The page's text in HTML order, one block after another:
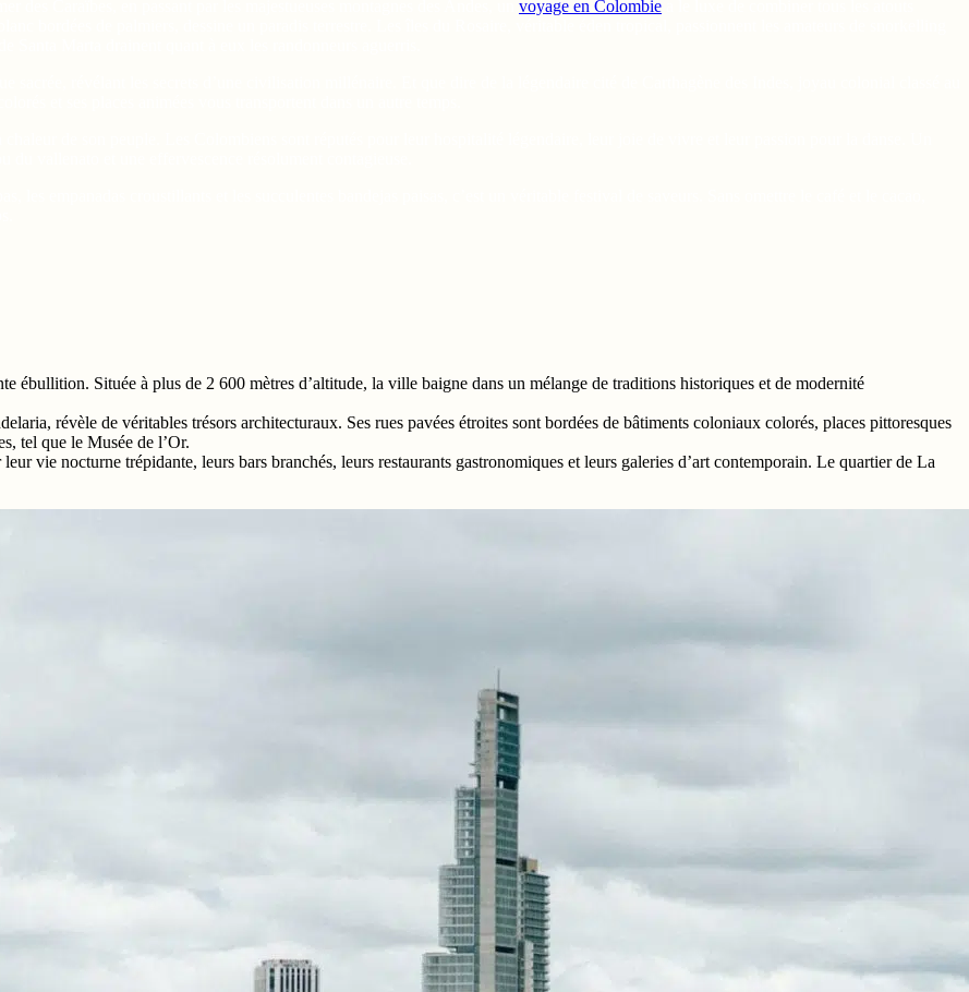
voyage en Colombie
ébullition. Située à plus de 2 600 mètres d’altitude, la ville baigne dans un mélange de traditions historiques et de modernité
révèle de véritables trésors architecturaux. Ses rues pavées étroites sont bordées de bâtiments coloniaux colorés, places pittoresques
tel que le Musée de l’Or.
vie nocturne trépidante, leurs bars branchés, leurs restaurants gastronomiques et leurs galeries d’art contemporain. Le quartier de La